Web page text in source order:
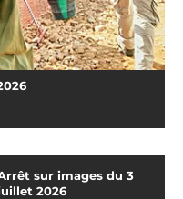
sur images du 3
2026